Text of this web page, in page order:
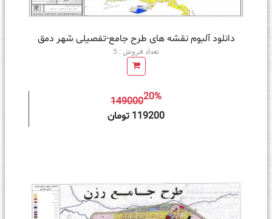
دانلود آلبوم نقشه های طرح جامع-تفصیلی شهر دمق
تعداد فروش : 5
14900020%
119200 تومان